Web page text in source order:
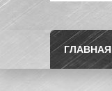
ГЛАВНАЯ